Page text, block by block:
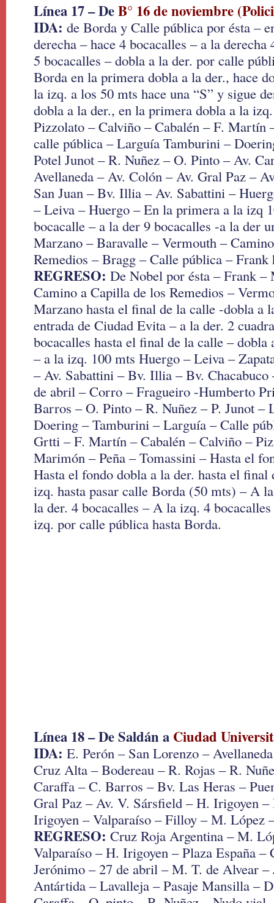
Línea 17 – DeB° 16 de noviembre
IDA: de Borda y Calle pública por ésta –
derecha – hace 4 bocacalles – a la
5 bocacalles – dobla a la der. por calle
Borda en la primera dobla a la der., hace
la izq. a los 50 mts hace una “S” y sigue
dobla a la der., en la primera dobla a la
Pizzolato – Calviño – Cabalén – F. Martín
calle pública – Larguía Tamburini –
Potel Junot – R. Nuñez – O. Pinto – Av.
Avellaneda – Av. Colón – Av. Gral Paz –
San Juan – Bv. Illia – Av. Sabattini –
– Leiva – Huergo – En la primera a la izq
bocacalle – a la der 9 bocacalles -a la der
Marzano – Baravalle – Vermouth –
Remedios – Bragg – Calle pública – Frank
REGRESO: De Nobel por ésta – Frank –
Camino a Capilla de los Remedios –
Marzano hasta el final de la calle -dobla a
entrada de Ciudad Evita – a la der. 2
bocacalles hasta el final de la calle – dobla
– a la izq. 100 mts Huergo – Leiva –
– Av. Sabattini – Bv. Illia – Bv. Chacabuco
de abril – Corro – Fragueiro -Humberto
Barros – O. Pinto – R. Nuñez – P. Junot –
Doering – Tamburini – Larguía – Calle
Grtti – F. Martín – Cabalén – Calviño –
Marimón – Peña – Tomassini – Hasta el
Hasta el fondo dobla a la der. hasta el final
izq. hasta pasar calle Borda (50 mts) – A
la der. 4 bocacalles – A la izq. 4
izq. por calle pública hasta Borda.
Línea 18 – De Saldán a Ciudad
IDA: E. Perón – San Lorenzo –
Cruz Alta – Bodereau – R. Rojas – R.
Caraffa – C. Barros – Bv. Las Heras –
Gral Paz – Av. V. Sársfield – H. Irigoyen –
Irigoyen – Valparaíso – Filloy – M. López
REGRESO: Cruz Roja Argentina – M.
Valparaíso – H. Irigoyen – Plaza España –
Jerónimo – 27 de abril – M. T. de Alvear –
Antártida – Lavalleja – Pasaje Mansilla –